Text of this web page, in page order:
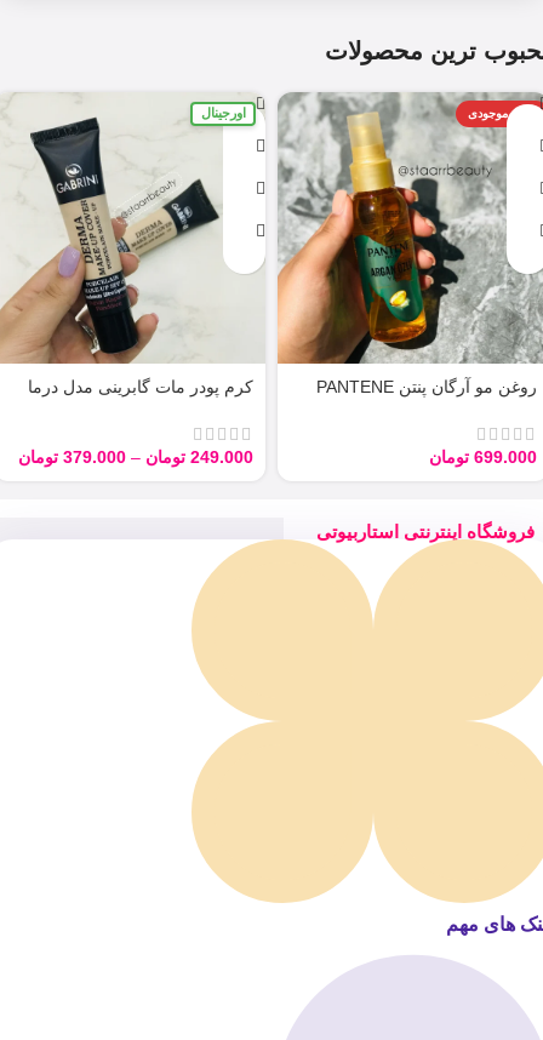
ترین محصولات
اتمام موجودی
روغن مو آرگان پنتن PANTENE
699.000 تومان
اورجینال
کرم پودر مات گابرینی مدل درما
249.000 تومان –
379.000 تومان
فروشگاه اینترنتی استاربیوتی
های مهم